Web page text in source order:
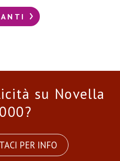
su Novella
PER INFO